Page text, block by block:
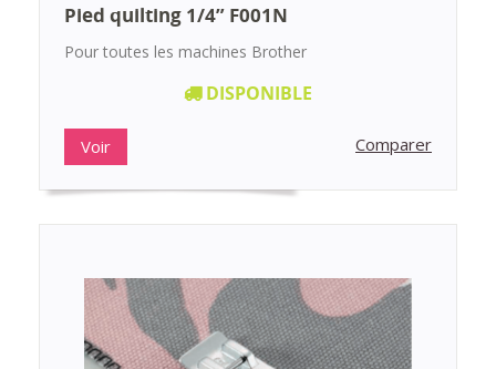
Pied quilting 1/4” F001N
Pour toutes les machines Brother
DISPONIBLE
Voir Comparer